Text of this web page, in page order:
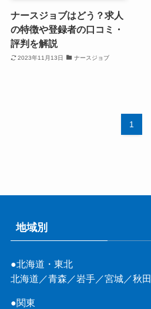
ナースジョブはどう？求人
の特徴や登録者の口コミ・
評判を解説
2023年11月13日 ナースジョブ
1
地域別
●北海道・東北
北海道 ／青森 ／岩手／宮城／秋田
●関東